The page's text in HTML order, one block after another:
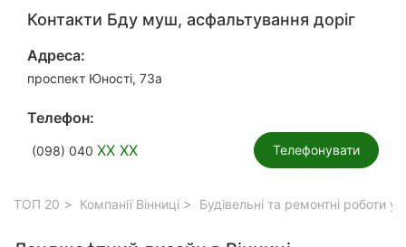
Контакти Бду муш, асфальтування доріг
Адреса:
проспект Юності, 73а
Телефон:
(098) 040 XX XX Телефонувати
ТОП 20 Компанії Вінниці Будівельні та ремонтні роботи у